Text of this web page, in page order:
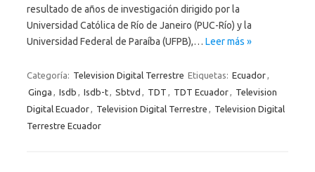
resultado de años de investigación dirigido por la
Universidad Católica de Río de Janeiro (PUC-Río) y la
Universidad Federal de Paraíba (UFPB),… Leer más »
Categoría: Television Digital Terrestre Etiquetas: Ecuador,
Ginga , Isdb , Isdb-t, Sbtvd , TDT , TDT Ecuador, Television
Digital Ecuador, Television Digital Terrestre , Television Digital
Terrestre Ecuador